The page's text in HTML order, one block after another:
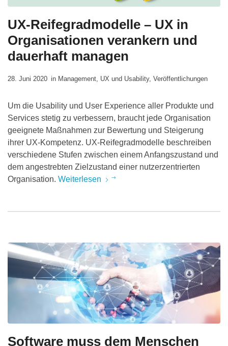
UX-Reifegradmodelle – UX in
Organisationen verankern und
dauerhaft managen
28. Juni 2020 in Management, UX und Usability, Veröffentlichungen
Um die Usability und User Experience aller Produkte und
Services stetig zu verbessern, braucht jede Organisation
geeignete Maßnahmen zur Bewertung und Steigerung
ihrer UX-Kompetenz. UX-Reifegradmodelle beschreiben
verschiedene Stufen zwischen einem Anfangszustand und
dem angestrebten Zielzustand einer nutzerzentrierten
Organisation. Weiterlesen
Software muss dem Menschen